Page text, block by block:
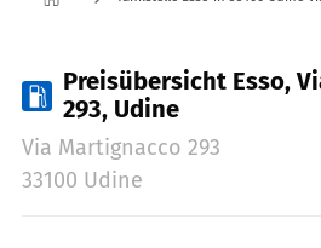
Preisübersicht Esso,
293, Udine
Via Martignacco 293
33100 Udine